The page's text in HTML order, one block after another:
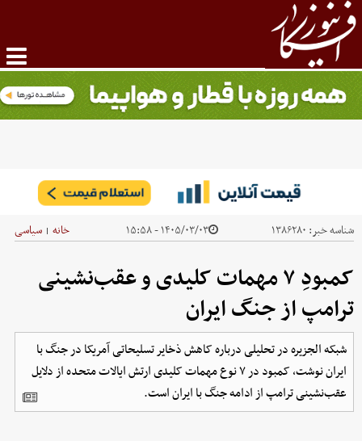
شناسه خبر: ۱۳۸۶۲۸۰ ۱۴۰۵/۰۳/۰۳ - ۱۵:۵۸ خانه | سیاسی
کمبودِ ۷ مهمات کلیدی و عقب‌نشینی
ترامپ از جنگ ایران
شبکه الجزیره در تحلیلی درباره کاهش ذخایر تسلیحاتی آمریکا در جنگ با
ایران نوشت، کمبود در ۷ نوع مهمات کلیدی ارتش ایالات متحده از دلایل
عقب‌نشینی ترامپ از ادامه جنگ با ایران است.